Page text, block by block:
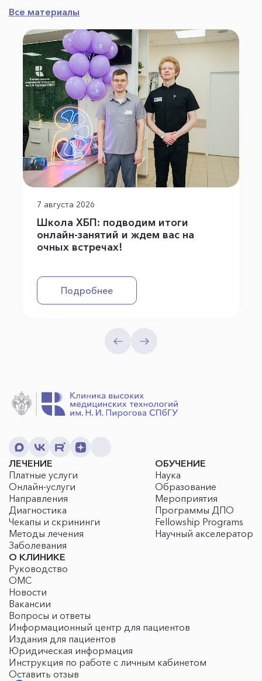
Все материалы
7 августа 2026
Школа ХБП: подводим итоги
онлайн-занятий и ждем вас на
очных встречах!
Подробнее
ЛЕЧЕНИЕ
Платные услуги
Онлайн-услуги
Направления
Диагностика
Чекапы и скрининги
Методы лечения
Заболевания
ОБУЧЕНИЕ
Наука
Образование
Мероприятия
Программы ДПО
Fellowship Programs
Научный акселератор
О КЛИНИКЕ
Руководство
ОМС
Новости
Вакансии
Вопросы и ответы
Информационный центр для пациентов
Издания для пациентов
Юридическая информация
Инструкция по работе с личным кабинетом
Оставить отзыв